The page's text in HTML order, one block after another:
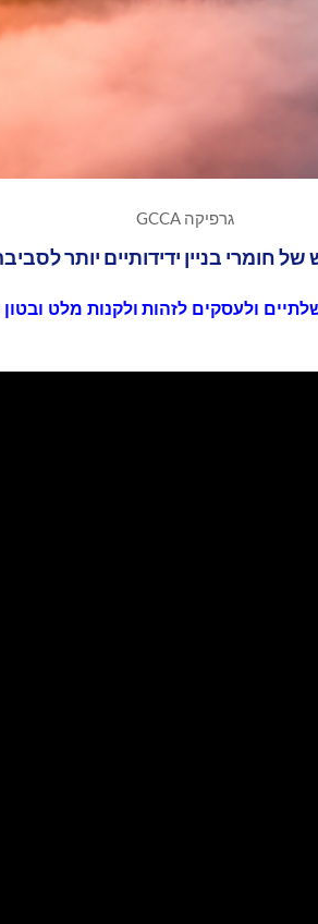
גרפיקה GCCA
בניין ידידותיים יותר
ולעסקים לזהות ולקנות מלט ובטון